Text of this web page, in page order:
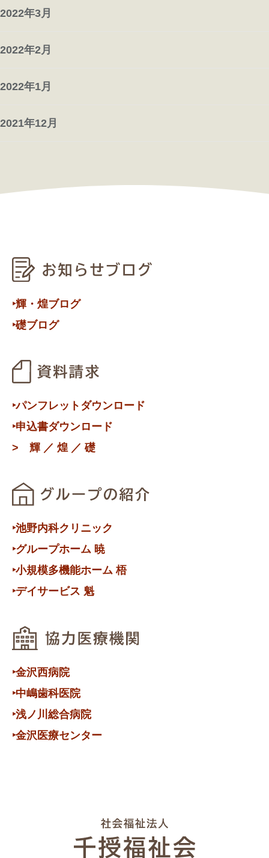
2022年3月
2022年2月
2022年1月
2021年12月
‣輝・煌ブログ
‣礎ブログ
‣パンフレットダウンロード
‣申込書ダウンロード
> 輝 ／ 煌 ／ 礎
‣池野内科クリニック
‣グループホーム 暁
‣小規模多機能ホーム 梧
‣デイサービス 魁
‣金沢西病院
‣中嶋歯科医院
‣浅ノ川総合病院
‣金沢医療センター